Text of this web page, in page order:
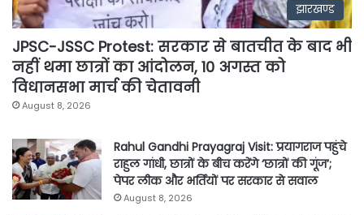
झारखण्ड
JPSC-JSSC Protest: सरकार से बातचीत के बाद भी
नहीं थमा छात्रों का आंदोलन, 10 अगस्त को
विधानसभा मार्च की चेतावनी
August 8, 2026
Rahul Gandhi Prayagraj Visit: प्रयागराज पहुंचे
राहुल गांधी, छात्रों के बीच करेंगे ‘छात्रों की गूंज’;
पेपर लीक और भर्तियों पर सरकार से सवाल
August 8, 2026